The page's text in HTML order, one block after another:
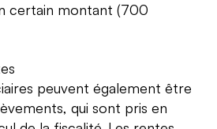
certain montant (700
peuvent également être
qui sont pris en